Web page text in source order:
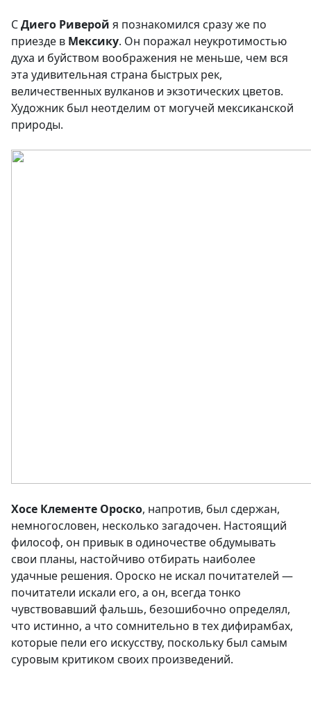
СДиего Риверой я познакомился сразу же по
приезде в Мексику. Он поражал неукротимостью
духа и буйством воображения не меньше, чем вся
эта удивительная страна быстрых рек,
величественных вулканов и экзотических цветов.
Художник был неотделим от могучей мексиканской
природы.
Хосе Клементе Ороско, напротив, был сдержан,
немногословен, несколько загадочен. Настоящий
философ, он привык в одиночестве обдумывать
свои планы, настойчиво отбирать наиболее
удачные решения. Ороско не искал почитателей —
почитатели искали его, а он, всегда тонко
чувствовавший фальшь, безошибочно определял,
что истинно, а что сомнительно в тех дифирамбах,
которые пели его искусству, поскольку был самым
суровым критиком своих произведений.